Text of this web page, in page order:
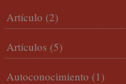
Artículo (2)
Artículos (5)
Autoconocimiento (1)